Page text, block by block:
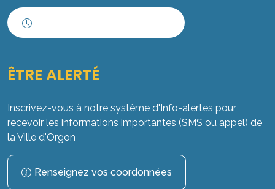
ÊTRE ALERTÉ
Inscrivez-vous à notre système d'Info-alertes pour
recevoir les informations importantes (SMS ou appel) de
la Ville d'Orgon
Renseignez vos coordonnées